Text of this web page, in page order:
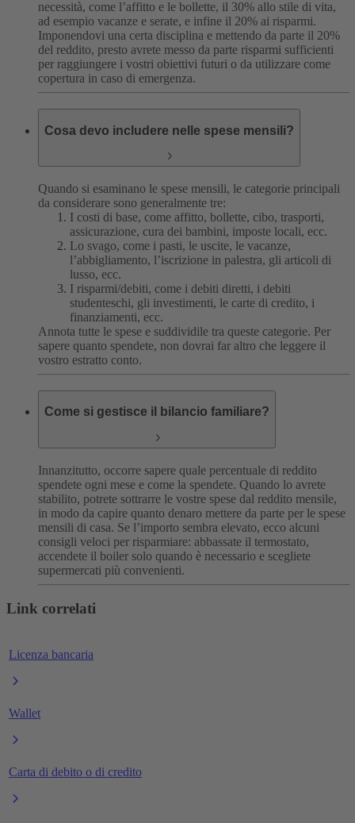
necessità, come l’affitto e le bollette, il 30% allo stile di vita,
ad esempio vacanze e serate, e infine il 20% ai risparmi.
Imponendovi una certa disciplina e mettendo da parte il 20%
del reddito, presto avrete messo da parte risparmi sufficienti
per raggiungere i vostri obiettivi futuri o da utilizzare come
copertura in caso di emergenza.
Cosa devo includere nelle spese mensili?
Quando si esaminano le spese mensili, le categorie principali
da considerare sono generalmente tre:
I costi di base, come affitto, bollette, cibo, trasporti,
assicurazione, cura dei bambini, imposte locali, ecc.
Lo svago, come i pasti, le uscite, le vacanze,
l’abbigliamento, l’iscrizione in palestra, gli articoli di
lusso, ecc.
I risparmi/debiti, come i debiti diretti, i debiti
studenteschi, gli investimenti, le carte di credito, i
finanziamenti, ecc.
Annota tutte le spese e suddividile tra queste categorie. Per
sapere quanto spendete, non dovrai far altro che leggere il
vostro estratto conto.
Come si gestisce il bilancio familiare?
Innanzitutto, occorre sapere quale percentuale di reddito
spendete ogni mese e come la spendete. Quando lo avrete
stabilito, potrete sottrarre le vostre spese dal reddito mensile,
in modo da capire quanto denaro mettere da parte per le spese
mensili di casa. Se l’importo sembra elevato, ecco alcuni
consigli veloci per risparmiare: abbassate il termostato,
accendete il boiler solo quando è necessario e scegliete
supermercati più convenienti.
Link correlati
Licenza bancaria
Wallet
Carta di debito o di credito